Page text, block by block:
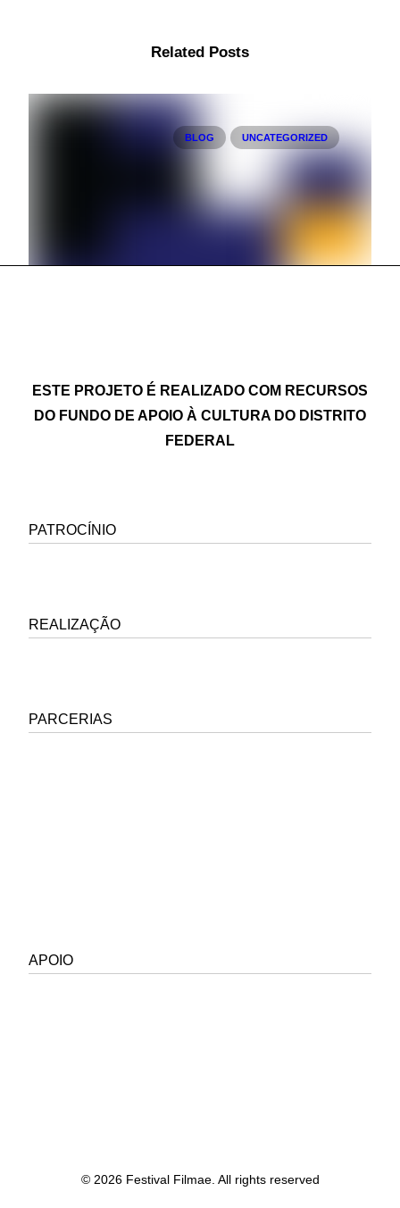
Related Posts
BLOG UNCATEGORIZED
Filmes Selecionados Festival Filmaê
2023
Conheça e assista aos filmes selecionados
ESTE PROJETO É REALIZADO COM RECURSOS
DO FUNDO DE APOIO À CULTURA DO DISTRITO
FEDERAL
PATROCÍNIO
REALIZAÇÃO
PARCERIAS
APOIO
© 2026 Festival Filmae. All rights reserved